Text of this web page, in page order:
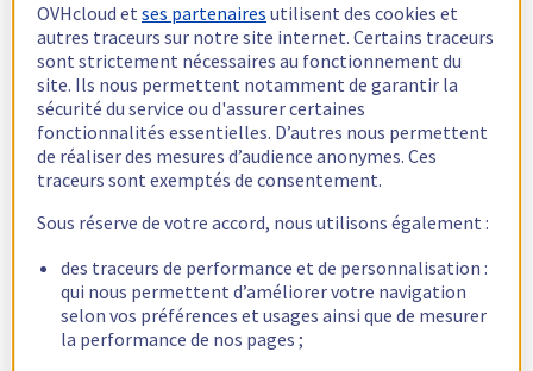
OVHcloud etses partenaires utilisent des cookies et
autres traceurs sur notre site internet. Certains traceurs
sont strictement nécessaires au fonctionnement du
site. Ils nous permettent notamment de garantir la
sécurité du service ou d'assurer certaines
fonctionnalités essentielles. D’autres nous permettent
de réaliser des mesures d’audience anonymes. Ces
traceurs sont exemptés de consentement.
Sous réserve de votre accord, nous utilisons également :
des traceurs de performance et de personnalisation :
qui nous permettent d’améliorer votre navigation
selon vos préférences et usages ainsi que de mesurer
la performance de nos pages ;